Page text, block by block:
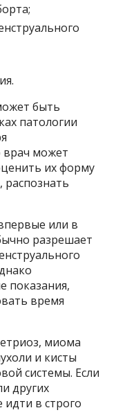
быть
патологии
врач может
их форму
распознать
или в
разрешает
показания,
время
миома
и кисты
системы. Если
других
в строго